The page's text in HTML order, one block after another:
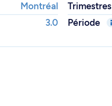
Montréal Trimestres
3.0 Période